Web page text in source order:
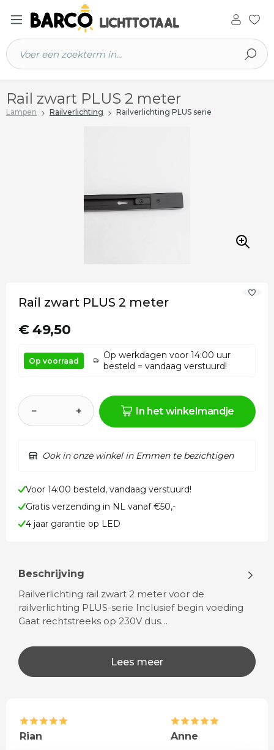
hoofdinhoud
Rail zwart PLUS 2 meter
Lampen Railverlichting Railverlichting PLUS serie
Rail zwart PLUS 2 meter
€ 49,50
Op voorraad
Op werkdagen voor 14:00 uur
besteld = vandaag verstuurd!
− + In het winkelmandje
Ook in onze winkel in Emmen te bezichtigen
Voor 14:00 besteld, vandaag verstuurd!
Gratis verzending in NL vanaf €50,-
4 jaar garantie op LED
Beschrijving
Railverlichting rail zwart 2 meter voor de
railverlichting PLUS-serie Inclusief begin voeding
Gaat rechtstreeks op 230V dus…
Lees meer
Rian
Anne